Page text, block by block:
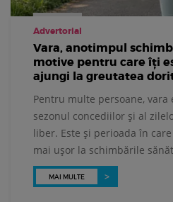
Advertorial
Vara, anotimpul
motive pentru care îți
ajungi la greutatea
Pentru multe persoane,
sezonul concediilor și al
liber. Este și perioada în
mai ușor la schimbările
MAI MULTE